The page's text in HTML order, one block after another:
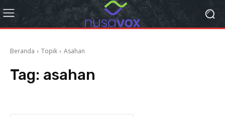
Beranda Topik Asahan
Tag: asahan